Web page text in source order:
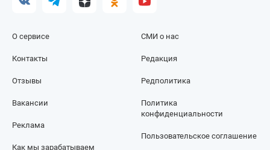
О сервисе
Контакты
Отзывы
СМИ о нас
Редакция
Редполитика
Вакансии
Реклама
Как мы зарабатываем
Политика
конфиденциальности
Пользовательское соглашение